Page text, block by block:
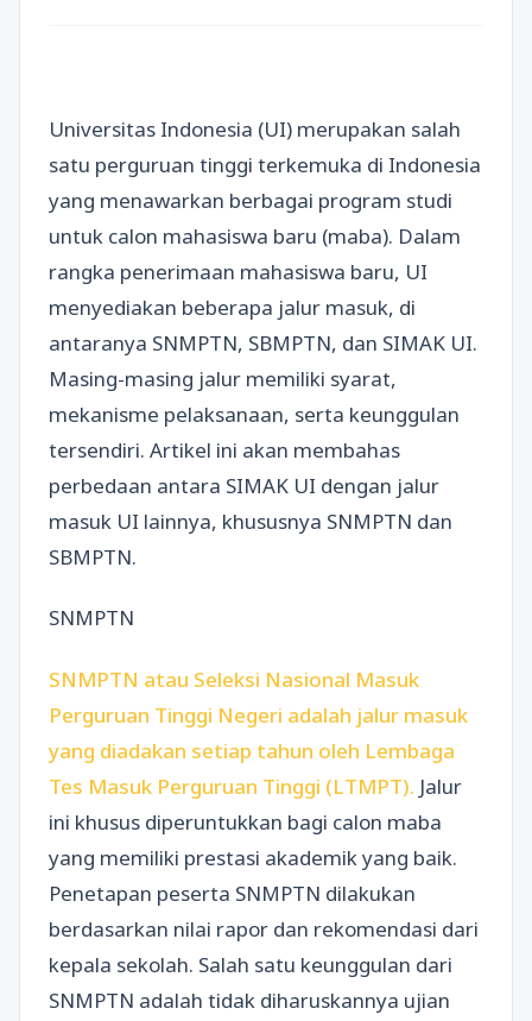
Universitas Indonesia (UI) merupakan salah
satu perguruan tinggi terkemuka di Indonesia
yang menawarkan berbagai program studi
untuk calon mahasiswa baru (maba). Dalam
rangka penerimaan mahasiswa baru, UI
menyediakan beberapa jalur masuk, di
antaranya SNMPTN, SBMPTN, dan SIMAK UI.
Masing-masing jalur memiliki syarat,
mekanisme pelaksanaan, serta keunggulan
tersendiri. Artikel ini akan membahas
perbedaan antara SIMAK UI dengan jalur
masuk UI lainnya, khususnya SNMPTN dan
SBMPTN.
SNMPTN
SNMPTN atau Seleksi Nasional Masuk
Perguruan Tinggi Negeri adalah jalur masuk
yang diadakan setiap tahun oleh Lembaga
Tes Masuk Perguruan Tinggi (LTMPT). Jalur
ini khusus diperuntukkan bagi calon maba
yang memiliki prestasi akademik yang baik.
Penetapan peserta SNMPTN dilakukan
berdasarkan nilai rapor dan rekomendasi dari
kepala sekolah. Salah satu keunggulan dari
SNMPTN adalah tidak diharuskannya ujian